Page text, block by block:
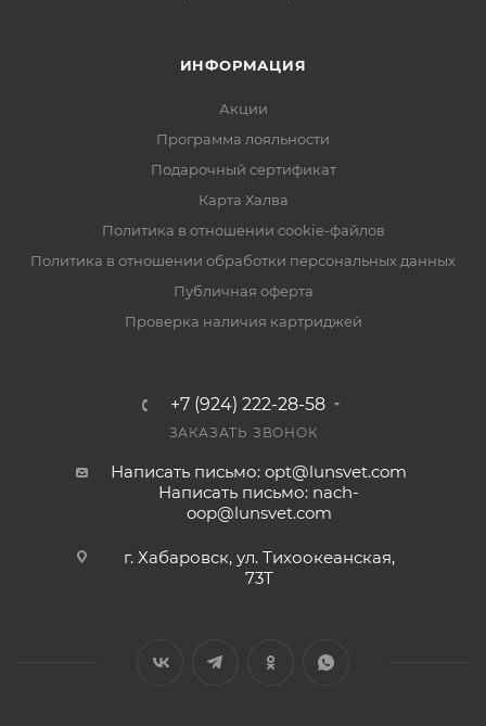
ИНФОРМАЦИЯ
Акции
Программа лояльности
Подарочный сертификат
Карта Халва
Политика в отношении cookie-файлов
Политика в отношении обработки персональных данных
Публичная оферта
Проверка наличия картриджей
+7 (924) 222-28-58
ЗАКАЗАТЬ ЗВОНОК
Написать письмо: opt@lunsvet.com
Написать письмо: nach-
oop@lunsvet.com
г. Хабаровск, ул. Тихоокеанская,
73Т